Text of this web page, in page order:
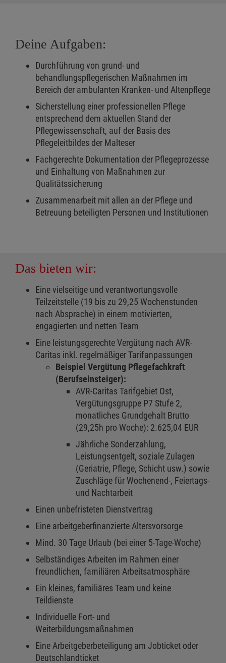
Deine Aufgaben:
Durchführung von grund- und
behandlungspflegerischen Maßnahmen im
Bereich der ambulanten Kranken- und Altenpflege
Sicherstellung einer professionellen Pflege
entsprechend dem aktuellen Stand der
Pflegewissenschaft, auf der Basis des
Pflegeleitbildes der Malteser
Fachgerechte Dokumentation der Pflegeprozesse
und Einhaltung von Maßnahmen zur
Qualitätssicherung
Zusammenarbeit mit allen an der Pflege und
Betreuung beteiligten Personen und Institutionen
Das bieten wir:
Eine vielseitige und verantwortungsvolle
Teilzeitstelle (19 bis zu 29,25 Wochenstunden
nach Absprache) in einem motivierten,
engagierten und netten Team
Eine leistungsgerechte Vergütung nach AVR-
Caritas inkl. regelmäßiger Tarifanpassungen
Beispiel Vergütung Pflegefachkraft
(Berufseinsteiger):
AVR-Caritas Tarifgebiet Ost,
Vergütungsgruppe P7 Stufe 2,
monatliches Grundgehalt Brutto
(29,25h pro Woche): 2.625,04 EUR
Jährliche Sonderzahlung,
Leistungsentgelt, soziale Zulagen
(Geriatrie, Pflege, Schicht usw.) sowie
Zuschläge für Wochenend-, Feiertags-
und Nachtarbeit
Einen unbefristeten Dienstvertrag
Eine arbeitgeberfinanzierte Altersvorsorge
Mind. 30 Tage Urlaub (bei einer 5-Tage-Woche)
Selbständiges Arbeiten im Rahmen einer
freundlichen, familiären Arbeitsatmosphäre
Ein kleines, familiäres Team und keine
Teildienste
Individuelle Fort- und
Weiterbildungsmaßnahmen
Eine Arbeitgeberbeteiligung am Jobticket oder
Deutschlandticket